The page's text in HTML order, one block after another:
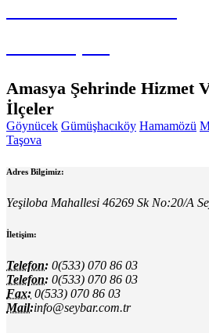
Amasya Şehrinde Hizmet
İlçeler
Göynücek Gümüşhacıköy Hamamözü
Taşova
Adres Bilgimiz:
Yeşiloba Mahallesi 46269 Sk No:20/A
İletişim:
Telefon: 0(533) 070 86 03
Telefon: 0(533) 070 86 03
Fax: 0(533) 070 86 03
Mail:info@seybar.com.tr